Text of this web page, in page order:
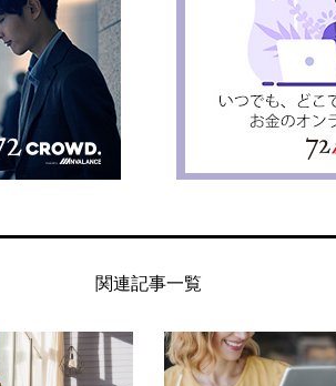
関連記事一覧